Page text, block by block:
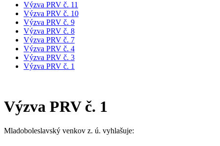
Výzva PRV č. 11
Výzva PRV č. 10
Výzva PRV č. 9
Výzva PRV č. 8
Výzva PRV č. 7
Výzva PRV č. 4
Výzva PRV č. 3
Výzva PRV č. 1
Výzva PRV č. 1
Mladoboleslavský venkov z. ú. vyhlašuje: